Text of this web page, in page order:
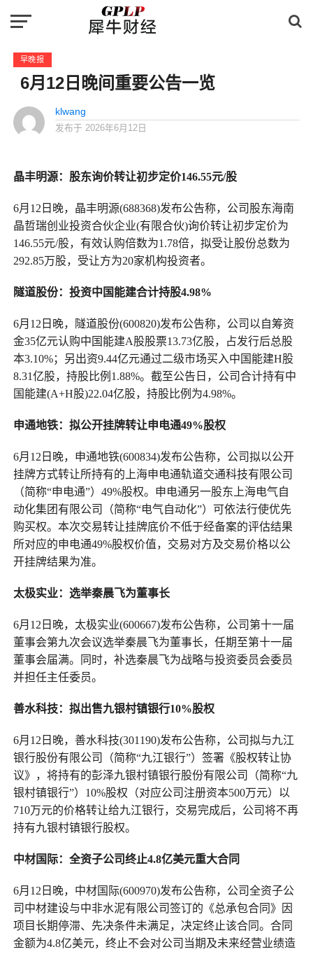
早晚报
6月12日晚间重要公告一览
klwang
发布于 2026年6月12日
晶丰明源：股东询价转让初步定价146.55元/股
6月12日晚，晶丰明源(688368)发布公告称，公司股东海南
晶哲瑞创业投资合伙企业(有限合伙)询价转让初步定价为
146.55元/股，有效认购倍数为1.78倍，拟受让股份总数为
292.85万股，受让方为20家机构投资者。
隧道股份：投资中国能建合计持股4.98%
6月12日晚，隧道股份(600820)发布公告称，公司以自筹资
金35亿元认购中国能建A股股票13.73亿股，占发行后总股
本3.10%；另出资9.44亿元通过二级市场买入中国能建H股
8.31亿股，持股比例1.88%。截至公告日，公司合计持有中
国能建(A+H股)22.04亿股，持股比例为4.98%。
申通地铁：拟公开挂牌转让申电通49%股权
6月12日晚，申通地铁(600834)发布公告称，公司拟以公开
挂牌方式转让所持有的上海申电通轨道交通科技有限公司
（简称“申电通”）49%股权。申电通另一股东上海电气自
动化集团有限公司（简称“电气自动化”）可依法行使优先
购买权。本次交易转让挂牌底价不低于经备案的评估结果
所对应的申电通49%股权价值，交易对方及交易价格以公
开挂牌结果为准。
太极实业：选举秦晨飞为董事长
6月12日晚，太极实业(600667)发布公告称，公司第十一届
董事会第九次会议选举秦晨飞为董事长，任期至第十一届
董事会届满。同时，补选秦晨飞为战略与投资委员会委员
并担任主任委员。
善水科技：拟出售九银村镇银行10%股权
6月12日晚，善水科技(301190)发布公告称，公司拟与九江
银行股份有限公司（简称“九江银行”）签署《股权转让协
议》，将持有的彭泽九银村镇银行股份有限公司（简称“九
银村镇银行”）10%股权（对应公司注册资本500万元）以
710万元的价格转让给九江银行，交易完成后，公司将不再
持有九银村镇银行股权。
中材国际：全资子公司终止4.8亿美元重大合同
6月12日晚，中材国际(600970)发布公告称，公司全资子公
司中材建设与中非水泥有限公司签订的《总承包合同》因
项目长期停滞、先决条件未满足，决定终止该合同。合同
金额为4.8亿美元，终止不会对公司当期及未来经营业绩造